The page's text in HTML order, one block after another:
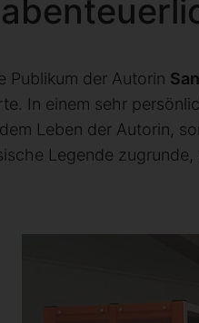
Publikum der Autorin
In einem sehr
Leben der Autorin,
Legende